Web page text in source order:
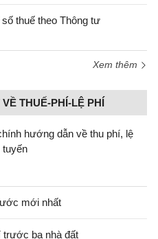
thuế theo Thông tư
Xem thêm
THUẾ-PHÍ-LỆ PHÍ
hướng dẫn về thu phí, lệ
tuyến
mới nhất
trước bạ nhà đất